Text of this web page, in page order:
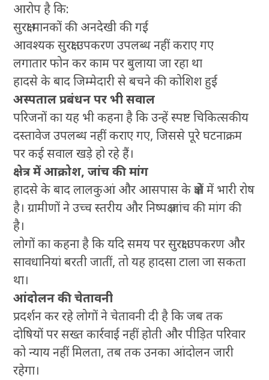
आरोप है कि:
सुरक्षा मानकों की अनदेखी की गई
आवश्यक सुरक्षा उपकरण उपलब्ध नहीं कराए गए
लगातार फोन कर काम पर बुलाया जा रहा था
हादसे के बाद जिम्मेदारी से बचने की कोशिश हुई
अस्पताल प्रबंधन पर भी सवाल
परिजनों का यह भी कहना है कि उन्हें स्पष्ट चिकित्सकीय
दस्तावेज उपलब्ध नहीं कराए गए, जिससे पूरे घटनाक्रम
पर कई सवाल खड़े हो रहे हैं।
क्षेत्र में आक्रोश, जांच की मांग
हादसे के बाद लालकुआं और आसपास के क्षेत्रों में भारी रोष
है। ग्रामीणों ने उच्च स्तरीय और निष्पक्ष जांच की मांग की
है।
लोगों का कहना है कि यदि समय पर सुरक्षा उपकरण और
सावधानियां बरती जातीं, तो यह हादसा टाला जा सकता
था।
आंदोलन की चेतावनी
प्रदर्शन कर रहे लोगों ने चेतावनी दी है कि जब तक
दोषियों पर सख्त कार्रवाई नहीं होती और पीड़ित परिवार
को न्याय नहीं मिलता, तब तक उनका आंदोलन जारी
रहेगा।